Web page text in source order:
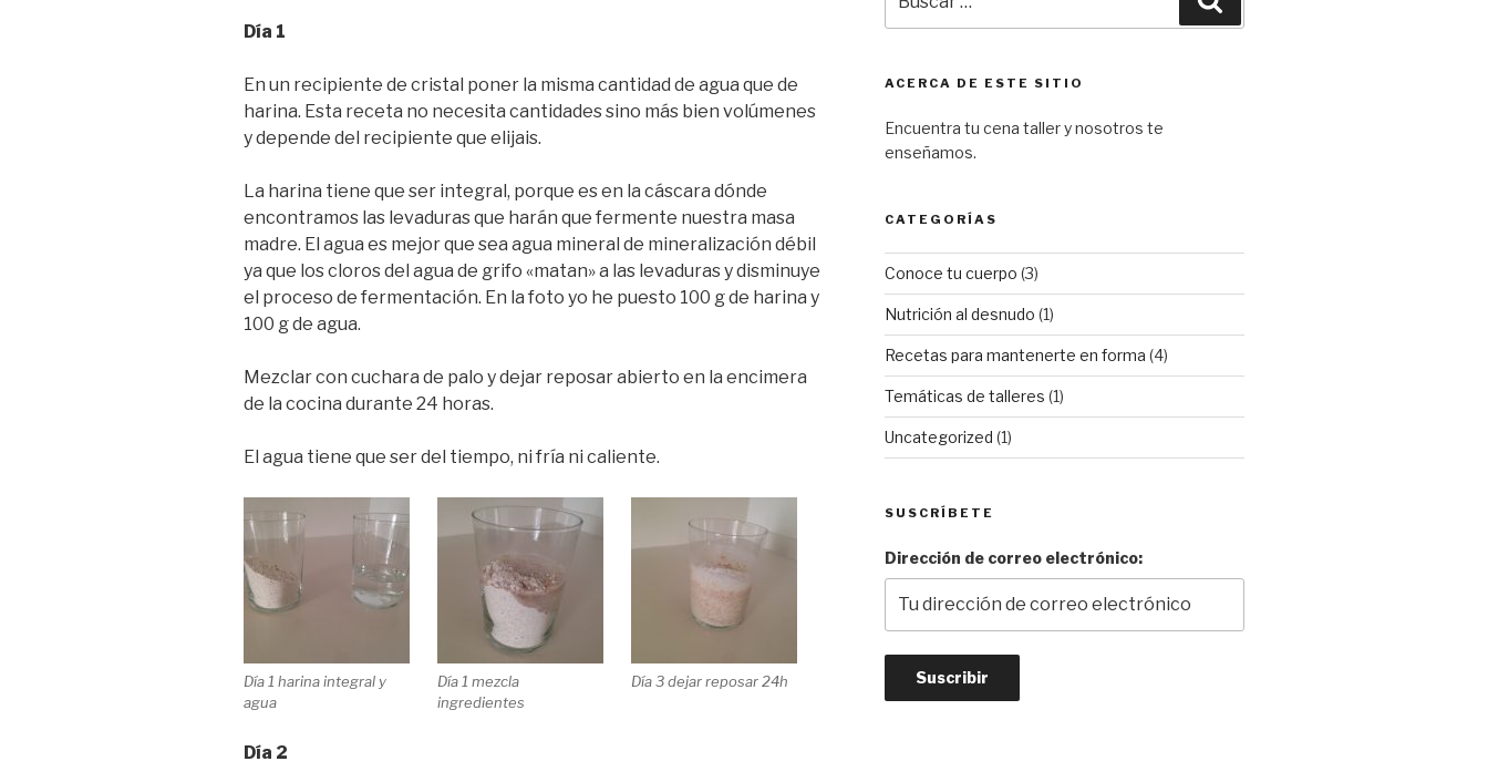
Día 1
En un recipiente de cristal poner la misma cantidad de agua que de
harina. Esta receta no necesita cantidades sino más bien volúmenes
y depende del recipiente que elijais.
La harina tiene que ser integral, porque es en la cáscara dónde
encontramos las levaduras que harán que fermente nuestra masa
madre. El agua es mejor que sea agua mineral de mineralización débil
ya que los cloros del agua de grifo «matan» a las levaduras y disminuye
el proceso de fermentación. En la foto yo he puesto 100 g de harina y
100 g de agua.
Mezclar con cuchara de palo y dejar reposar abierto en la encimera
de la cocina durante 24 horas.
El agua tiene que ser del tiempo, ni fría ni caliente.
Día 1 harina integral y
agua
Día 1 mezcla
ingredientes
Día 3 dejar reposar 24h
Día 2
por:
ACERCA DE ESTE SITIO
Encuentra tu cena taller y nosotros te
enseñamos.
CATEGORÍAS
Conoce tu cuerpo (3)
Nutrición al desnudo (1)
Recetas para mantenerte en forma (4)
Temáticas de talleres (1)
Uncategorized (1)
SUSCRÍBETE
Dirección de correo electrónico: